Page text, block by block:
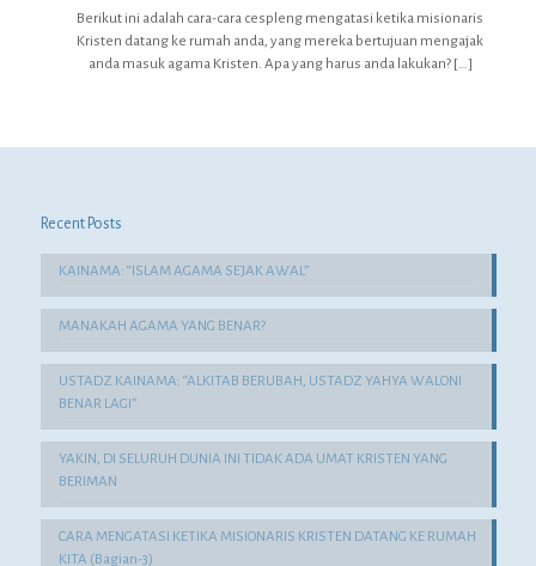
Berikut ini adalah cara-cara cespleng mengatasi ketika misionaris
Kristen datang ke rumah anda, yang mereka bertujuan mengajak
anda masuk agama Kristen. Apa yang harus anda lakukan?[…]
Recent Posts
KAINAMA: “ISLAM AGAMA SEJAK AWAL”
MANAKAH AGAMA YANG BENAR?
USTADZ KAINAMA: “ALKITAB BERUBAH, USTADZ YAHYA WALONI
BENAR LAGI”
YAKIN, DI SELURUH DUNIA INI TIDAK ADA UMAT KRISTEN YANG
BERIMAN
CARA MENGATASI KETIKA MISIONARIS KRISTEN DATANG KE RUMAH
KITA (Bagian-3)